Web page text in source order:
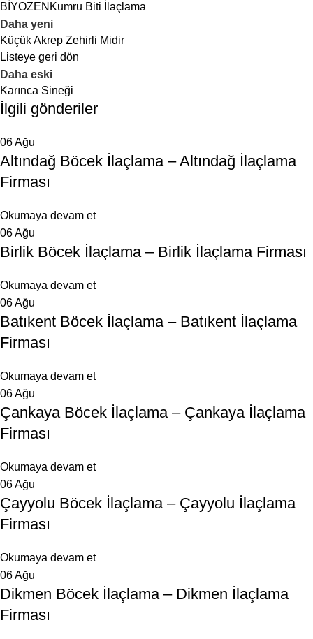
BİYOZEN Kumru Biti İlaçlama
Daha yeni
Küçük Akrep Zehirli Midir
Listeye geri dön
Daha eski
Karınca Sineği
İlgili gönderiler
06Ağu
Altındağ Böcek İlaçlama – Altındağ İlaçlama
Firması
Okumaya devam et
06Ağu
Birlik Böcek İlaçlama – Birlik İlaçlama Firması
Okumaya devam et
06Ağu
Batıkent Böcek İlaçlama – Batıkent İlaçlama
Firması
Okumaya devam et
06Ağu
Çankaya Böcek İlaçlama – Çankaya İlaçlama
Firması
Okumaya devam et
06Ağu
Çayyolu Böcek İlaçlama – Çayyolu İlaçlama
Firması
Okumaya devam et
06Ağu
Dikmen Böcek İlaçlama – Dikmen İlaçlama
Firması